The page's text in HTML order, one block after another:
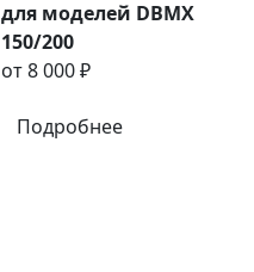
для моделей DBMX
150/200
от 8 000 ₽
Подробнее